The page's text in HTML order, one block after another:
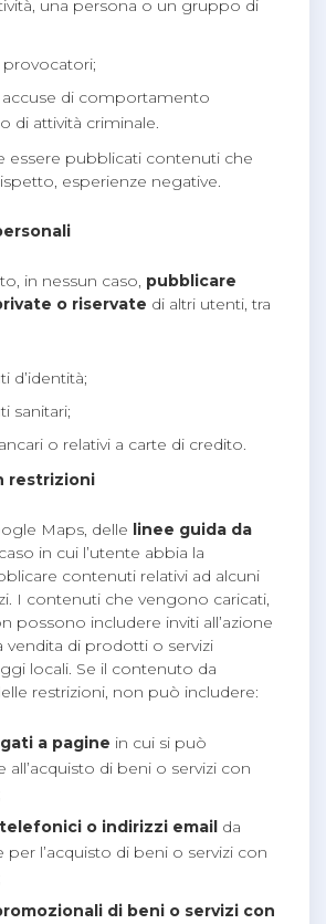
una persona o un gruppo di
di comportamento
di attività criminale.
essere pubblicati contenuti che
esperienze negative.
in nessun caso, pubblicare
o riservate di altri utenti, tra
d’identità;
sanitari;
o relativi a carte di credito.
restrizioni
Maps, delle linee guida da
in cui l’utente abbia la
contenuti relativi ad alcuni
I contenuti che vengono caricati,
possono includere inviti all’azione
vendita di prodotti o servizi
locali. Se il contenuto da
restrizioni, non può includere:
a pagine in cui si può
all’acquisto di beni o servizi con
o indirizzi email da
per l’acquisto di beni o servizi con
di beni o servizi con